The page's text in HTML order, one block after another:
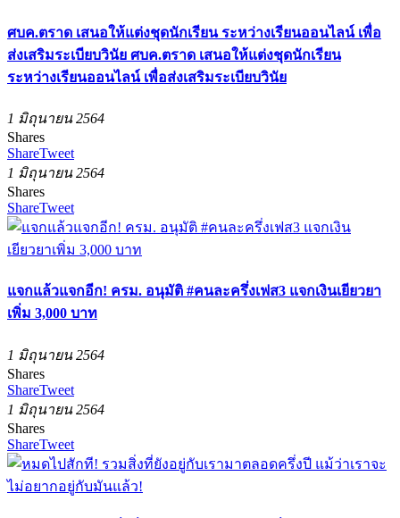
ศบค.ตราด เสนอให้แต่งชุดนักเรียน ระหว่างเรียนออนไลน์ เพื่อ
ส่งเสริมระเบียบวินัย ศบค.ตราด เสนอให้แต่งชุดนักเรียน
ระหว่างเรียนออนไลน์ เพื่อส่งเสริมระเบียบวินัย
1 มิถุนายน 2564
Shares
ShareTweet
1 มิถุนายน 2564
Shares
ShareTweet
แจกแล้วแจกอีก! ครม. อนุมัติ #คนละครึ่งเฟส3 แจกเงินเยียวยา
เพิ่ม 3,000 บาท
1 มิถุนายน 2564
Shares
ShareTweet
1 มิถุนายน 2564
Shares
ShareTweet